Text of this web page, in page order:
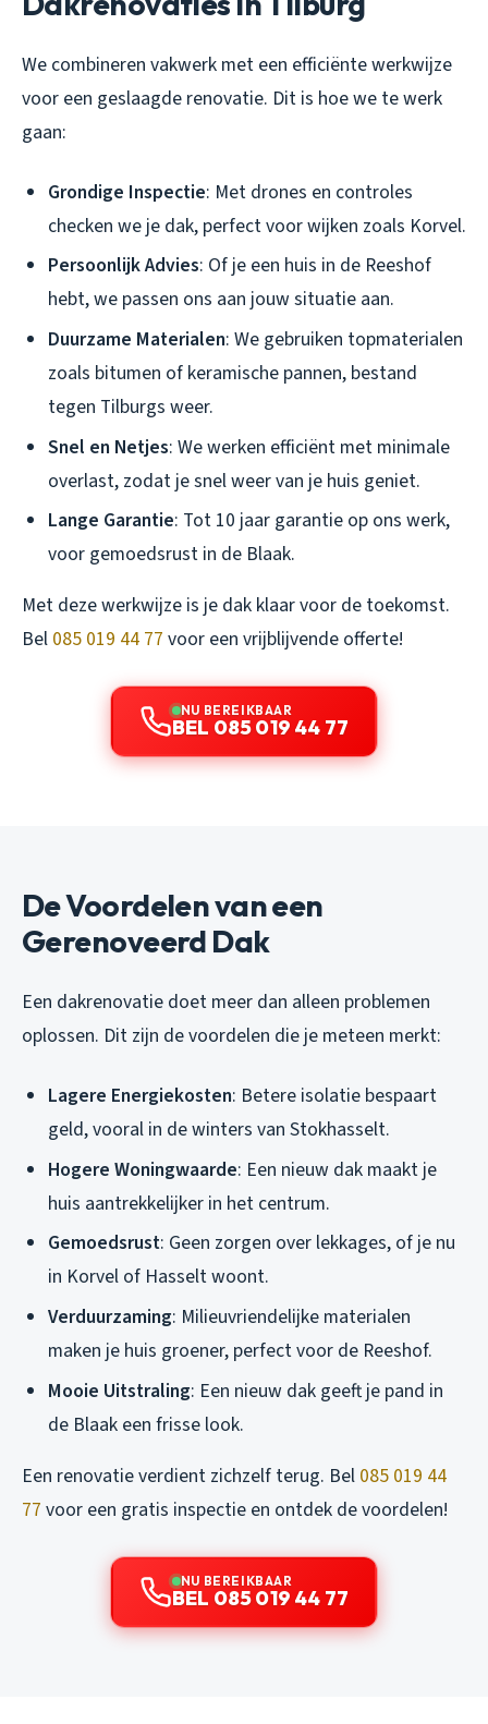
We combineren vakwerk met een efficiënte werkwijze
voor een geslaagde renovatie. Dit is hoe we te werk
gaan:
Grondige Inspectie: Met drones en controles
checken we je dak, perfect voor wijken zoals Korvel.
Persoonlijk Advies: Of je een huis in de Reeshof
hebt, we passen ons aan jouw situatie aan.
Duurzame Materialen: We gebruiken topmaterialen
zoals bitumen of keramische pannen, bestand
tegen Tilburgs weer.
Snel en Netjes: We werken efficiënt met minimale
overlast, zodat je snel weer van je huis geniet.
Lange Garantie: Tot 10 jaar garantie op ons werk,
voor gemoedsrust in de Blaak.
Met deze werkwijze is je dak klaar voor de toekomst.
Bel 085 019 44 77 voor een vrijblijvende offerte!
NU BEREIKBAAR
BEL 085 019 44 77
De Voordelen van een
Gerenoveerd Dak
Een dakrenovatie doet meer dan alleen problemen
oplossen. Dit zijn de voordelen die je meteen merkt:
Lagere Energiekosten: Betere isolatie bespaart
geld, vooral in de winters van Stokhasselt.
Hogere Woningwaarde: Een nieuw dak maakt je
huis aantrekkelijker in het centrum.
Gemoedsrust: Geen zorgen over lekkages, of je nu
in Korvel of Hasselt woont.
Verduurzaming: Milieuvriendelijke materialen
maken je huis groener, perfect voor de Reeshof.
Mooie Uitstraling: Een nieuw dak geeft je pand in
de Blaak een frisse look.
Een renovatie verdient zichzelf terug. Bel 085 019 44
77 voor een gratis inspectie en ontdek de voordelen!
NU BEREIKBAAR
BEL 085 019 44 77